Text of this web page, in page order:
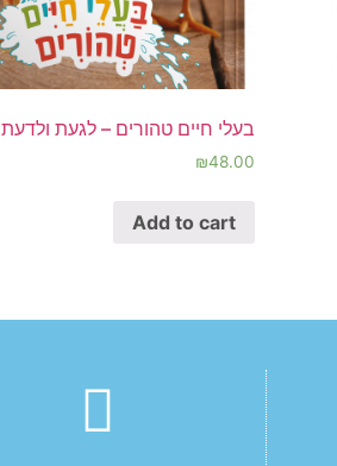
בעלי חיים טהורים – לגעת ולדעת
₪48.00
Add to cart